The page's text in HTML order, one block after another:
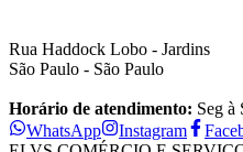
Rua Haddock Lobo - Jardins
São Paulo - São Paulo
Horário de atendimento: Seg à
WhatsApp
Instagram